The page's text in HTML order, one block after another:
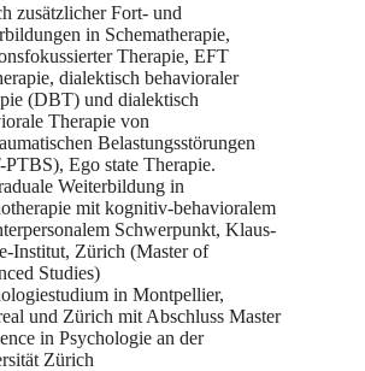
zusätzlicher Fort- und
in Schematherapie,
Therapie, EFT
dialektisch behavioraler
(DBT) und dialektisch
Therapie von
Belastungsstörungen
Ego state Therapie.
Weiterbildung in
mit kognitiv-behavioralem
Schwerpunkt, Klaus-
Institut, Zürich (Master of
Studies)
in Montpellier,
und Zürich mit Abschluss Master
in Psychologie an der
Zürich